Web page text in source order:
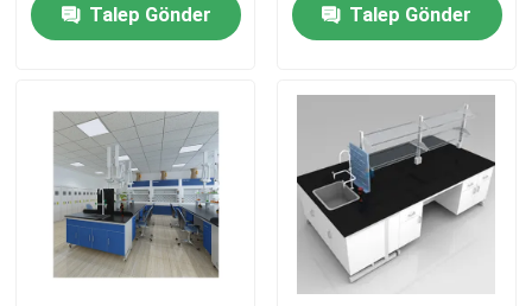
Ürün:% s
Hakkımızda
Fabrika turu
Kalite kontrol
Talep Gönder
Talep Gönder